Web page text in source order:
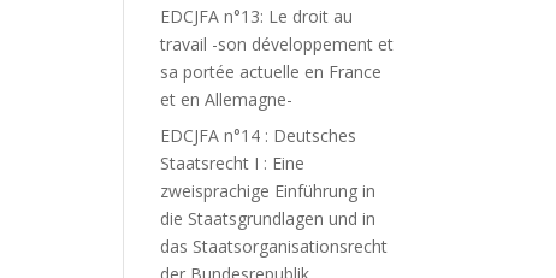
EDCJFA n°13: Le droit au
travail -son développement et
sa portée actuelle en France
et en Allemagne-
EDCJFA n°14 : Deutsches
Staatsrecht I : Eine
zweisprachige Einführung in
die Staatsgrundlagen und in
das Staatsorganisationsrecht